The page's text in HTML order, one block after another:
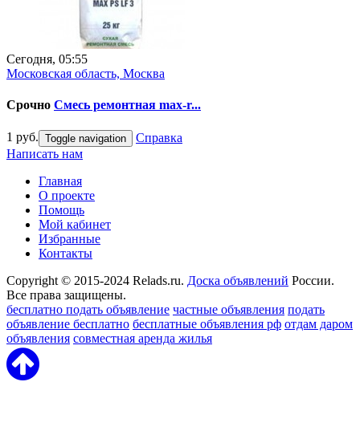
Сегодня, 05:55
Московская область, Москва
Срочно Смесь ремонтная max-r...
1 руб. Toggle navigation
Справка
Написать нам
Главная
О проекте
Помощь
Мой кабинет
Избранные
Контакты
Copyright © 2015-2024 Relads.ru. Доска объявлений России.
Все права защищены.
бесплатно подать объявление частные объявления подать
объявление бесплатно бесплатные объявления рф отдам даром
объявления совместная аренда жилья